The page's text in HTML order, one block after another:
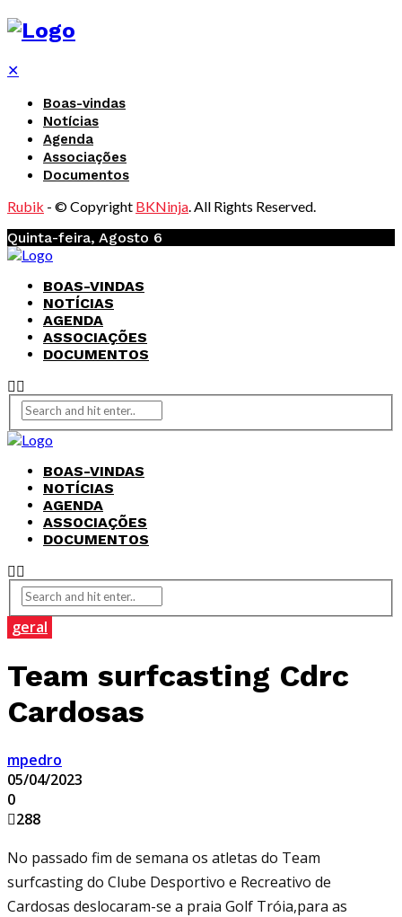
✕
Boas-vindas
Notícias
Agenda
Associações
Documentos
Rubik - © Copyright BKNinja. All Rights Reserved.
Quinta-feira, Agosto 6
BOAS-VINDAS
NOTÍCIAS
AGENDA
ASSOCIAÇÕES
DOCUMENTOS
BOAS-VINDAS
NOTÍCIAS
AGENDA
ASSOCIAÇÕES
DOCUMENTOS
geral
Team surfcasting Cdrc
Cardosas
mpedro
05/04/2023
0
288
No passado fim de semana os atletas do Team
surfcasting do Clube Desportivo e Recreativo de
Cardosas deslocaram-se a praia Golf Tróia,para as